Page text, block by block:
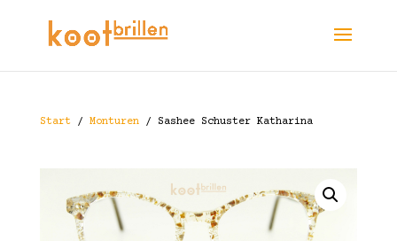
Start/ Monturen/ Sashee Schuster Katharina